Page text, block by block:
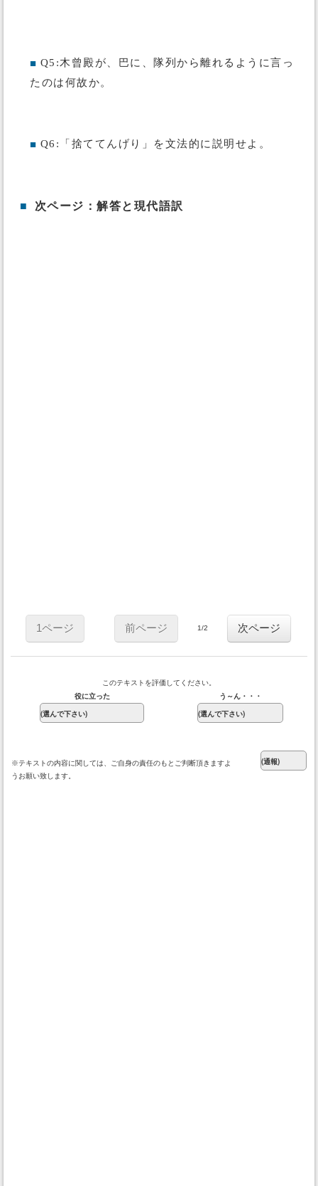
■ Q5:木曾殿が、巴に、隊列から離れるように言っ
たのは何故か。
■ Q6:「捨ててんげり」を文法的に説明せよ。
■ 次ページ：解答と現代語訳
1ページ 前ページ 1/2 次ページ
このテキストを評価してください。
役に立った
う～ん・・・
※テキストの内容に関しては、ご自身の責任のもとご判断頂きますよ
うお願い致します。